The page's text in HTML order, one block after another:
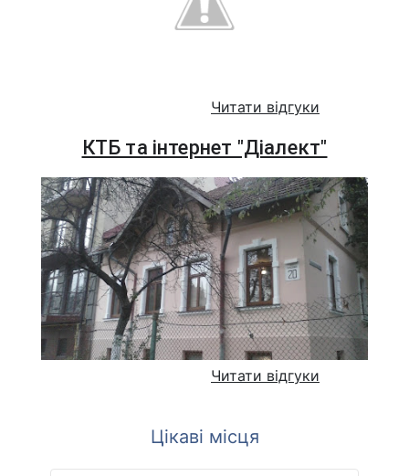
Читати відгуки
КТБ та інтернет "Діалект"
Читати відгуки
Цікаві місця